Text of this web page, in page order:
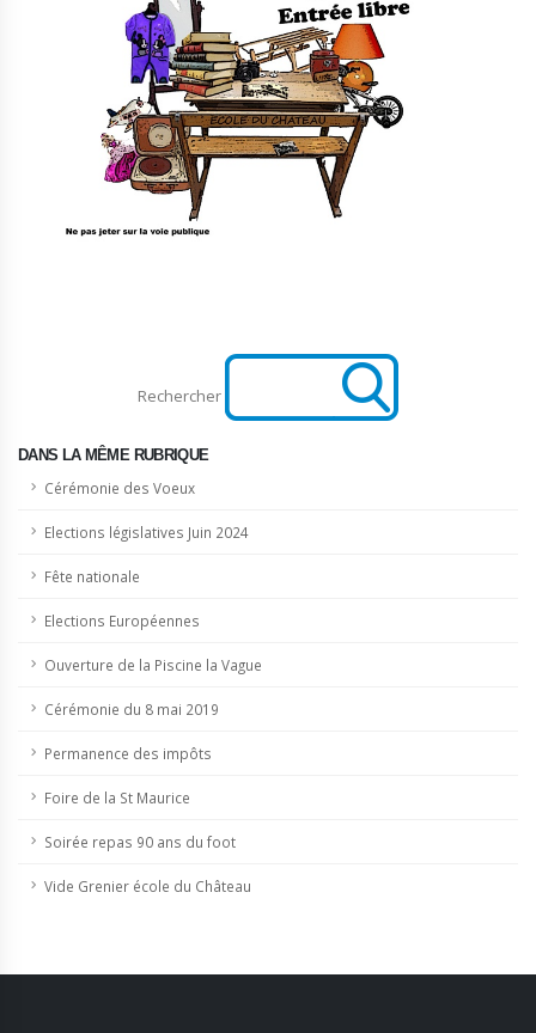
Rechercher
DANS LA MÊME RUBRIQUE
Cérémonie des Voeux
Elections législatives Juin 2024
Fête nationale
Elections Européennes
Ouverture de la Piscine la Vague
Cérémonie du 8 mai 2019
Permanence des impôts
Foire de la St Maurice
Soirée repas 90 ans du foot
Vide Grenier école du Château